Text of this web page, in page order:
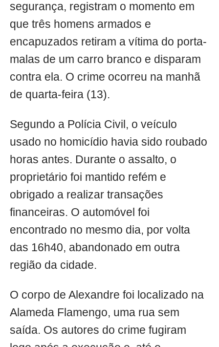
segurança, registram o momento em
que três homens armados e
encapuzados retiram a vítima do porta-
malas de um carro branco e disparam
contra ela. O crime ocorreu na manhã
de quarta-feira (13).
Segundo a Polícia Civil, o veículo
usado no homicídio havia sido roubado
horas antes. Durante o assalto, o
proprietário foi mantido refém e
obrigado a realizar transações
financeiras. O automóvel foi
encontrado no mesmo dia, por volta
das 16h40, abandonado em outra
região da cidade.
O corpo de Alexandre foi localizado na
Alameda Flamengo, uma rua sem
saída. Os autores do crime fugiram